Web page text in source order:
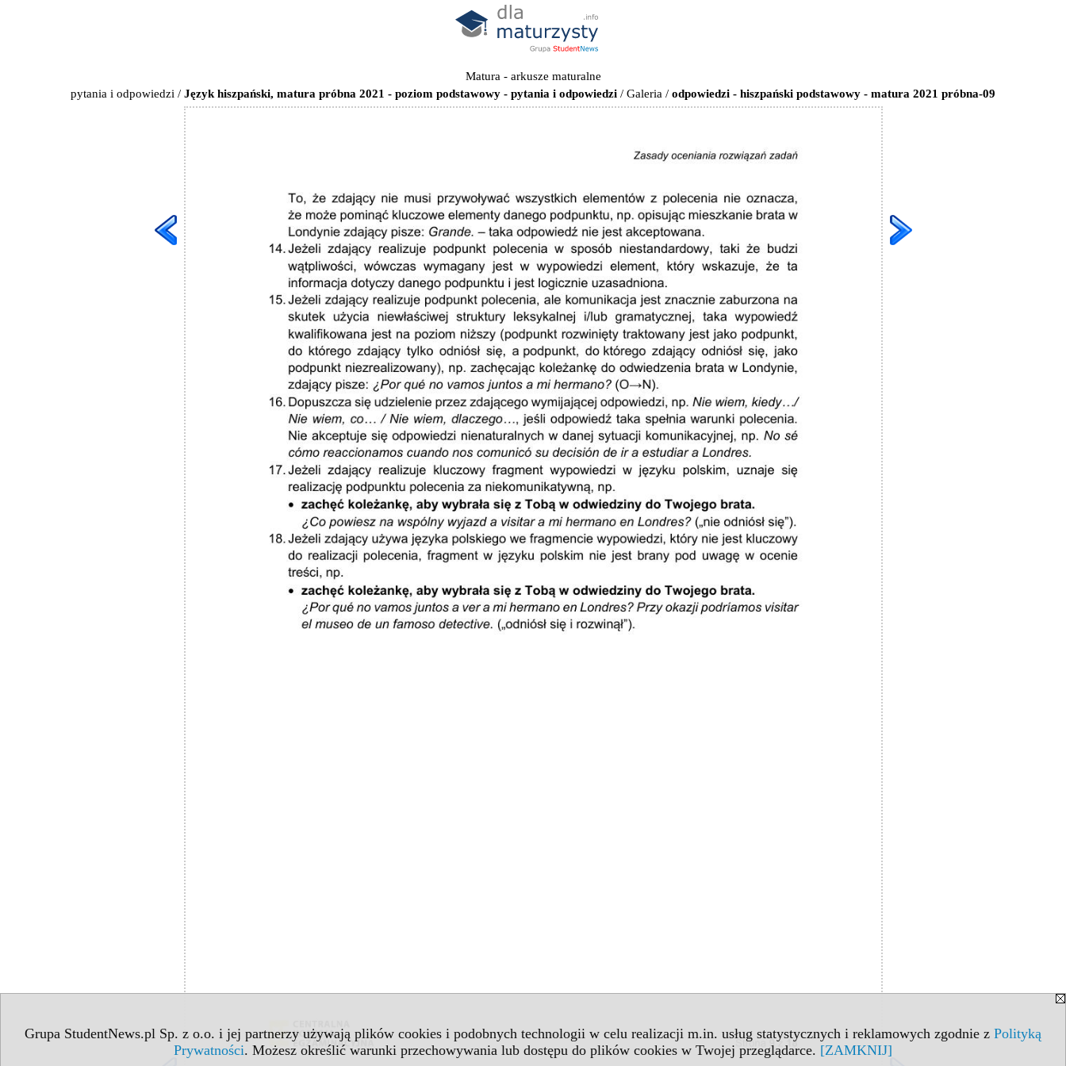
Grupa StudentNews.pl Sp. z o.o. i jej partnerzy używają plików cookies i podobnych technologii w celu realizacji m.in. usług statystycznych i reklamowych zgodnie z Polityką
Prywatności. Możesz określić warunki przechowywania lub dostępu do plików cookies w Twojej przeglądarce. [ZAMKNIJ]
Matura - arkusze maturalne
pytania i odpowiedzi / Język hiszpański, matura próbna 2021 - poziom podstawowy - pytania i odpowiedzi / Galeria / odpowiedzi - hiszpański podstawowy - matura 2021 próbna-09